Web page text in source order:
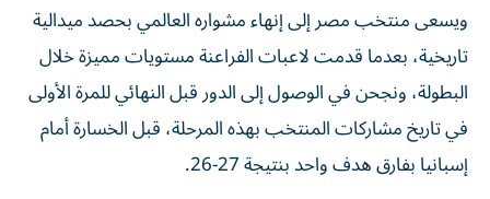
ويسعى منتخب مصر إلى إنهاء مشواره العالمي بحصد ميدالية
تاريخية، بعدما قدمت لاعبات الفراعنة مستويات مميزة خلال
البطولة، ونجحن في الوصول إلى الدور قبل النهائي للمرة الأولى
في تاريخ مشاركات المنتخب بهذه المرحلة، قبل الخسارة أمام
إسبانيا بفارق هدف واحد بنتيجة 27-26.